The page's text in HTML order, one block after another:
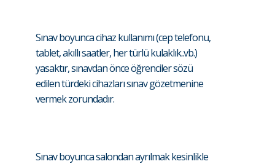
Sınav boyunca cihaz kullanımı (cep telefonu,
tablet, akıllı saatler, her türlü kulaklık..vb.)
yasaktır, sınavdan önce öğrenciler sözü
edilen türdeki cihazları sınav gözetmenine
vermek zorundadır.
Sınav boyunca salondan ayrılmak kesinlikle